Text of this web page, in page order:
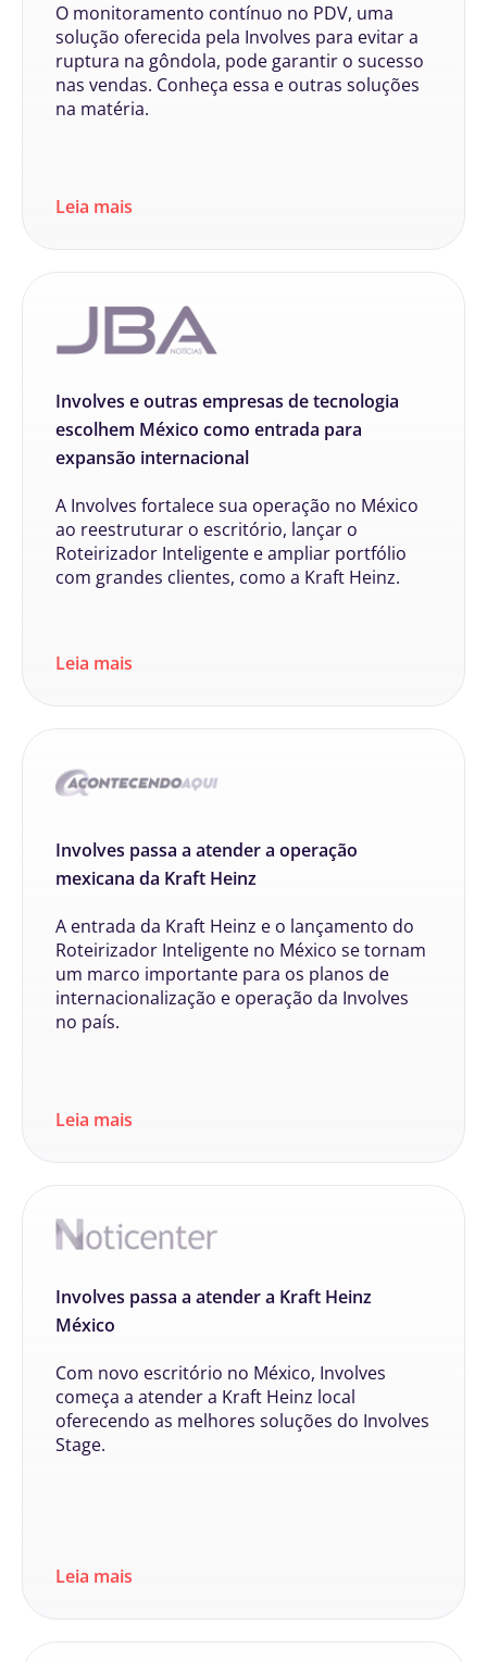
O monitoramento contínuo no PDV, uma
solução oferecida pela Involves para evitar a
ruptura na gôndola, pode garantir o sucesso
nas vendas. Conheça essa e outras soluções
na matéria.
Leia mais
Involves e outras empresas de tecnologia
escolhem México como entrada para
expansão internacional
A Involves fortalece sua operação no México
ao reestruturar o escritório, lançar o
Roteirizador Inteligente e ampliar portfólio
com grandes clientes, como a Kraft Heinz.
Leia mais
Involves passa a atender a operação
mexicana da Kraft Heinz
A entrada da Kraft Heinz e o lançamento do
Roteirizador Inteligente no México se tornam
um marco importante para os planos de
internacionalização e operação da Involves
no país.
Leia mais
Involves passa a atender a Kraft Heinz
México
Com novo escritório no México, Involves
começa a atender a Kraft Heinz local
oferecendo as melhores soluções do Involves
Stage.
Leia mais